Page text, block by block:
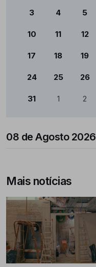
3 4 5
10 11 12
17 18 19
24 25 26
31 1 2
08 de Agosto 2026
Mais notícias